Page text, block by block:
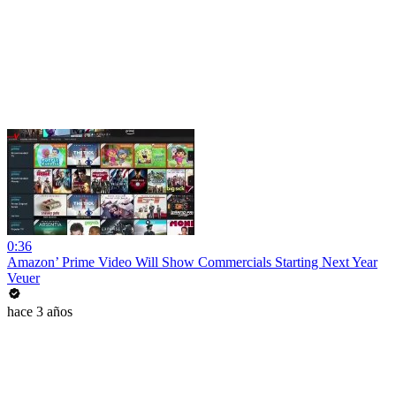
0:36
Amazon’ Prime Video Will Show Commercials Starting Next Year
Veuer
hace 3 años